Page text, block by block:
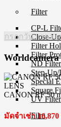
Filter
CP-L
Close-
Filter
Filter
ND Filter
Step-
Special
Square
UV Filter
Film
กรอกวัน, เวลา,
Worldcamera
LENS
CANON RF 50
มัดจำเช่า